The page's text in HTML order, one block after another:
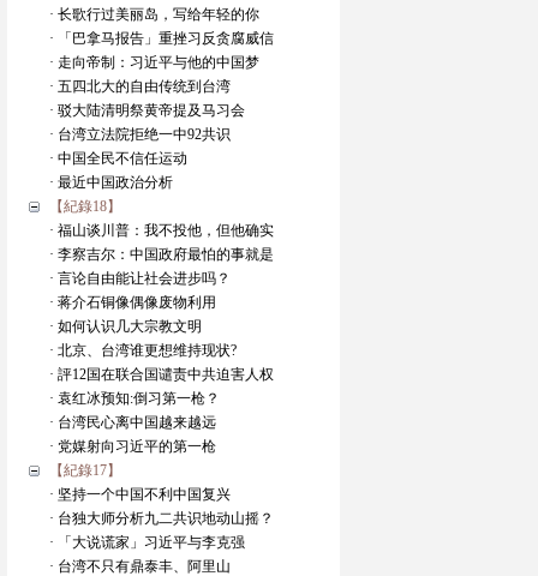
· 长歌行过美丽岛，写给年轻的你
· 「巴拿马报告」重挫习反贪腐威信
· 走向帝制：习近平与他的中国梦
· 五四北大的自由传统到台湾
· 驳大陆清明祭黄帝提及马习会
· 台湾立法院拒绝一中92共识
· 中国全民不信任运动
· 最近中国政治分析
【紀錄18】
· 福山谈川普：我不投他，但他确实
· 李察吉尔：中国政府最怕的事就是
· 言论自由能让社会进步吗？
· 蒋介石铜像偶像废物利用
· 如何认识几大宗教文明
· 北京、台湾谁更想维持现状?
· 評12国在联合国谴责中共迫害人权
· 袁红冰预知:倒习第一枪？
· 台湾民心离中国越来越远
· 党媒射向习近平的第一枪
【紀錄17】
· 坚持一个中国不利中国复兴
· 台独大师分析九二共识地动山摇？
· 「大说谎家」习近平与李克强
· 台湾不只有鼎泰丰、阿里山